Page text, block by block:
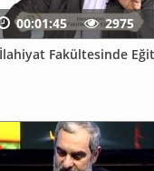
Fakültesinde
00:01:45 2975